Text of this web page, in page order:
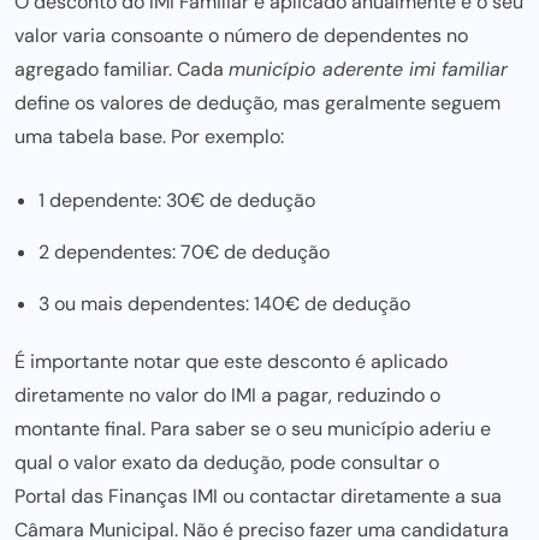
valor varia consoante o número de dependentes no
agregado familiar. Cada município aderente imi familiar
define os valores de dedução, mas geralmente seguem
uma tabela base. Por exemplo:
1 dependente: 30€ de dedução
2 dependentes: 70€ de dedução
3 ou mais dependentes: 140€ de dedução
É importante notar que este desconto é aplicado
diretamente novalor do IMI a pagar, reduzindo o
montante final. Para saber se o seu município aderiu e
qual o valor exato da dedução, pode consultar o
Portal das Finanças IMI ou contactar diretamente a sua
Câmara Municipal. Não é preciso fazer uma candidatura